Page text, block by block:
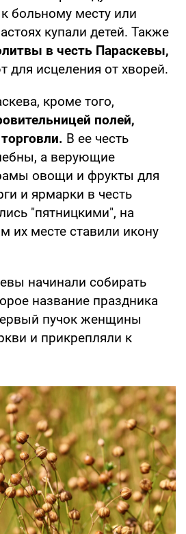
больному месту или
купали детей. Также
в честь Параскевы,
для исцеления от хворей.
кроме того,
полей,
В ее честь
а верующие
овощи и фрукты для
и ярмарки в честь
"пятницкими", на
их месте ставили икону
начинали собирать
название праздника
пучок женщины
и прикрепляли к